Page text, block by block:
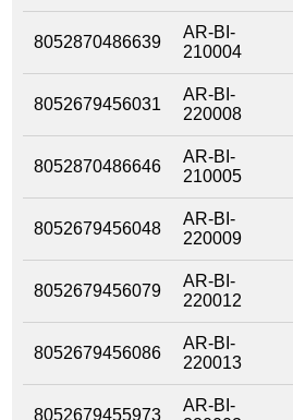
8052870486639
AR-BI-
210004
8052679456031
AR-BI-
220008
8052870486646
AR-BI-
210005
8052679456048
AR-BI-
220009
8052679456079
AR-BI-
220012
8052679456086
AR-BI-
220013
8052679455973
AR-BI-